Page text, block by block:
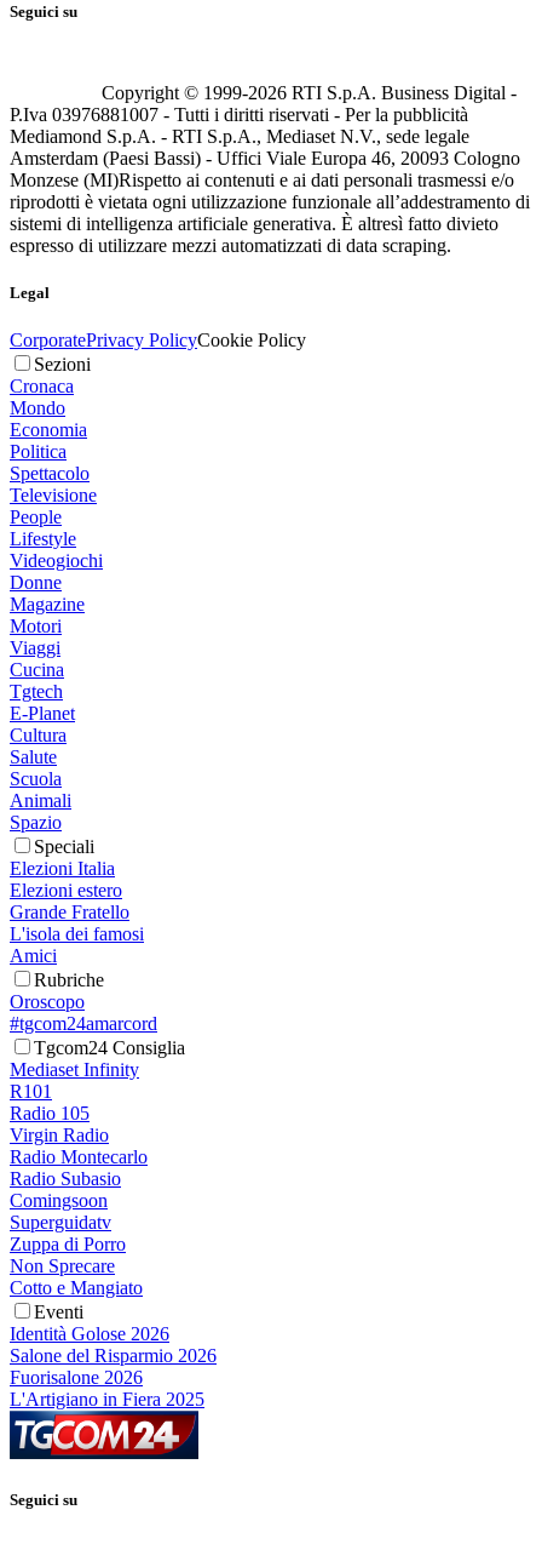
Seguici su
Copyright © 1999-2026 RTI S.p.A. Business Digital -
P.Iva 03976881007 - Tutti i diritti riservati - Per la pubblicità
Mediamond S.p.A. - RTI S.p.A., Mediaset N.V., sede legale
Amsterdam (Paesi Bassi) - Uffici Viale Europa 46, 20093 Cologno
Monzese (MI)Rispetto ai contenuti e ai dati personali trasmessi e/o
riprodotti è vietata ogni utilizzazione funzionale all’addestramento di
sistemi di intelligenza artificiale generativa. È altresì fatto divieto
espresso di utilizzare mezzi automatizzati di data scraping.
Legal
CorporatePrivacy PolicyCookie Policy
Sezioni
Cronaca
Mondo
Economia
Politica
Spettacolo
Televisione
People
Lifestyle
Videogiochi
Donne
Magazine
Motori
Viaggi
Cucina
Tgtech
E-Planet
Cultura
Salute
Scuola
Animali
Spazio
Speciali
Elezioni Italia
Elezioni estero
Grande Fratello
L'isola dei famosi
Amici
Rubriche
Oroscopo
#tgcom24amarcord
Tgcom24 Consiglia
Mediaset Infinity
R101
Radio 105
Virgin Radio
Radio Montecarlo
Radio Subasio
Comingsoon
Superguidatv
Zuppa di Porro
Non Sprecare
Cotto e Mangiato
Eventi
Identità Golose 2026
Salone del Risparmio 2026
Fuorisalone 2026
L'Artigiano in Fiera 2025
Seguici su